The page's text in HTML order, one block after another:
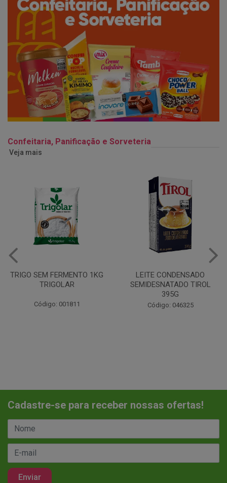
Confeitaria, Panificação e Sorveteria
Veja mais
LEITE CONDENSADO
SEMIDESNATADO TIROL
Código: 046325
CHANTILINHO EM PO 400G
MIX
Código: 037442
Cadastre-se para receber nossas ofertas!